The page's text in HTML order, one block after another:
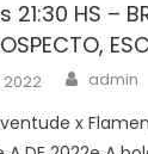
21:30 HS –
Author
admin
x